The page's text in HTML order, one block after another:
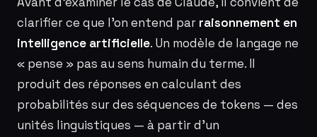
clarifier ce que l’on entend par raisonnement en
intelligence artificielle. Un modèle de langage ne
« pense » pas au sens humain du terme. Il
produit des réponses en calculant des
probabilités sur des séquences de tokens — des
unités linguistiques — à partir d’un